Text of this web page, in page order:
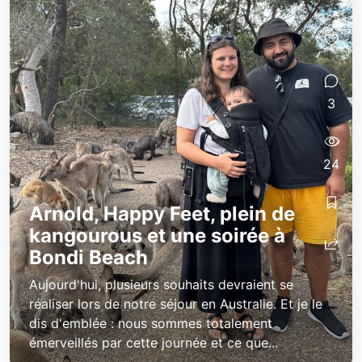
Arnold, Happy Feet, plein de
kangourous et une soirée à
Bondi Beach
Aujourd'hui, plusieurs souhaits devraient se
réaliser lors de notre séjour en Australie. Et je le
dis d'emblée : nous sommes totalement
émerveillés par cette journée et ce que...
3
24